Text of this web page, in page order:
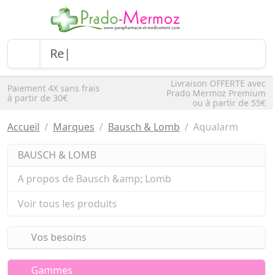
Paiement 4X sans frais
à partir de 30€
Livraison OFFERTE avec
Prado Mermoz Premium
ou à partir de 55€
Accueil Marques Bausch & Lomb Aqualarm
BAUSCH & LOMB
A propos de Bausch &amp; Lomb
Voir tous les produits
Vos besoins
Gammes